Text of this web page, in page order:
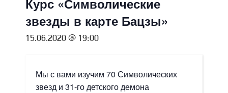
Курс «Символические
звезды в карте Бацзы»
15.06.2020 @ 19:00
Мы с вами изучим 70 Символических
звезд и 31-го детского демона